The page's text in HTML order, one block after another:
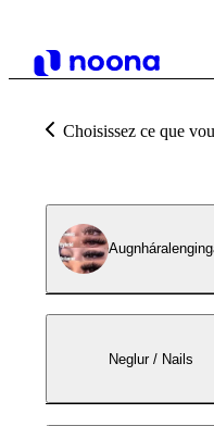
Choisissez ce que
Neglur / Nails